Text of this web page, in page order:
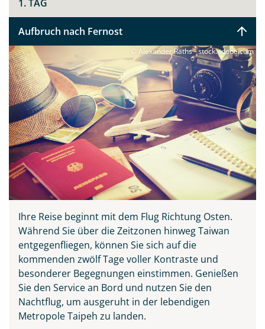
sind. In Jiufen lassen Sie Glückslaternen in den
Abendhimmel steigen. Und der Sonne-Mond-See,
schimmernd und still, gibt Ihrem Reisebegriff „Auszeit“
seine ursprüngliche Bedeutung zurück.
Was diese Reise für Sie besonders macht: die
Begegnungen. Mit Handwerksmeisterinnen, die Indigo-
Färberei, Glasperlenkunst und Binsenflechterei nicht
als Museum, sondern als lebendige Praxis verstehen.
Mit einer Teebäuerin, deren Arbeit Preise gewonnen
hat. Mit Frauen, die aus Überzeugung anpacken, weil
Tradition erhalten werden will. Auf den Nachtmärkten
Taiwans probieren Sie sich durch Geschmäcker, die Sie
so noch nicht kannten. In Kenting legen Sie am Ende
die Koffer ab und genießen tropische Strandtage. Und
wenn der Hochgeschwindigkeitszug Sie zurück nach
Taipeh trägt, wissen Sie: Taiwan war mehr als eine
Reise.
1. TAG
Aufbruch nach Fernost
© Alexander Raths - stock.adobe.com
Ihre Reise beginnt mit dem Flug Richtung Osten.
Während Sie über die Zeitzonen hinweg Taiwan
entgegenfliegen, können Sie sich auf die
kommenden zwölf Tage voller Kontraste und
besonderer Begegnungen einstimmen. Genießen
Sie den Service an Bord und nutzen Sie den
Nachtflug, um ausgeruht in der lebendigen
Metropole Taipeh zu landen.